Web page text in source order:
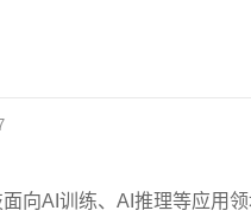
向AI训练、AI推理等应用